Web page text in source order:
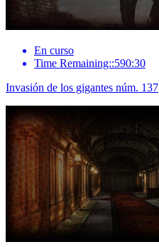
En curso
Time Remaining::590:30
Invasión de los gigantes núm. 137